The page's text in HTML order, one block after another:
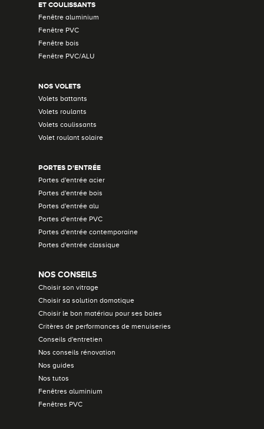
ET COULISSANTS
Fenêtre aluminium
Fenêtre PVC
Fenêtre bois
Fenêtre PVC/ALU
NOS VOLETS
Volets battants
Volets roulants
Volets coulissants
Volet roulant solaire
PORTES D'ENTRÉE
Portes d'entrée acier
Portes d'entrée bois
Portes d'entrée alu
Portes d'entrée PVC
Portes d'entrée contemporaine
Portes d'entrée classique
NOS CONSEILS
Choisir son vitrage
Choisir sa solution domotique
Choisir le bon matériau pour ses baies
Critères de performances de menuiseries
Conseils d'entretien
Nos conseils rénovation
Nos guides
Nos tutos
Fenêtres aluminium
Fenêtres PVC